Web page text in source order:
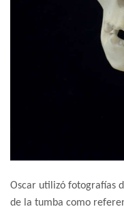
Oscar utilizó fotografías
de la tumba como